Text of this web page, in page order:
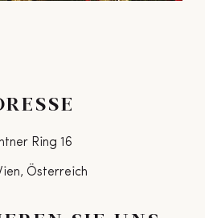
Ring 16
Österreich